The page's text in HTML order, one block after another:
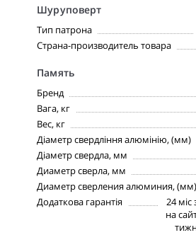
Шуруповерт
Тип патрона
Страна-производитель товара
Память
Бренд
Вага, кг
Вес, кг
Діаметр свердління алюмінію, (мм)
Діаметр свердла, мм
Диаметр сверла, мм
Диаметр сверления алюминия, (мм)
Додаткова гарантія
24 міс
на